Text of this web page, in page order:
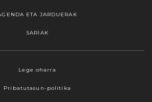
ETA JARDUERAK
SARIAK
Lege oharra
Pribatutasun-politika